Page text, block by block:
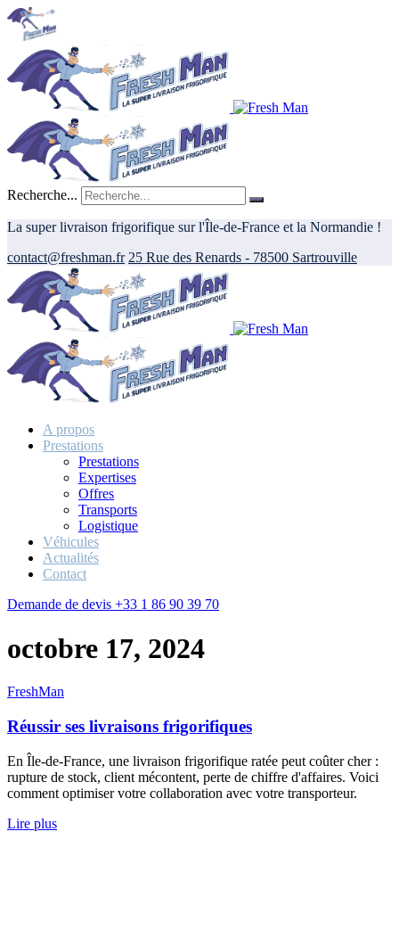
Recherche...
La super livraison frigorifique sur l'Île-de-France et la Normandie !
contact@freshman.fr 25 Rue des Renards - 78500 Sartrouville
A propos
Prestations
Prestations
Expertises
Offres
Transports
Logistique
Véhicules
Actualités
Contact
Demande de devis +33 1 86 90 39 70
octobre 17, 2024
FreshMan
Réussir ses livraisons frigorifiques
En Île-de-France, une livraison frigorifique ratée peut coûter cher :
rupture de stock, client mécontent, perte de chiffre d'affaires. Voici
comment optimiser votre collaboration avec votre transporteur.
Lire plus